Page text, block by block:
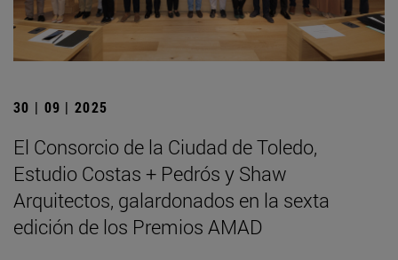
30 | 09 | 2025
El Consorcio de la Ciudad de Toledo,
Estudio Costas + Pedrós y Shaw
Arquitectos, galardonados en la sexta
edición de los Premios AMAD